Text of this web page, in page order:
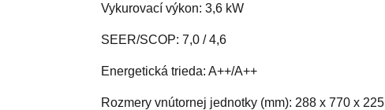
Vykurovací výkon: 3,6 kW
SEER/SCOP: 7,0 / 4,6
Energetická trieda: A++/A++
Rozmery vnútornej jednotky (mm): 288 x 770 x 225